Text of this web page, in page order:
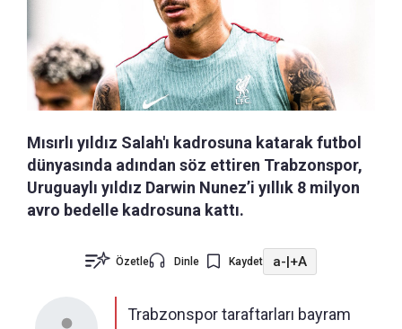
Mısırlı yıldız Salah'ı kadrosuna katarak futbol
dünyasında adından söz ettiren Trabzonspor,
Uruguaylı yıldız Darwin Nunez’i yıllık 8 milyon
avro bedelle kadrosuna kattı.
Özetle Dinle Kaydet a-|+A
Trabzonspor taraftarları bayram